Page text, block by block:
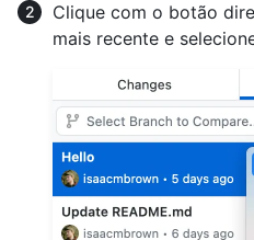
Clique com o botão
mais recente e